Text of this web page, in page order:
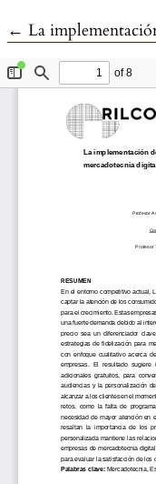
← Volver a los
La implementación de estrategias de fidelización en Las empresas